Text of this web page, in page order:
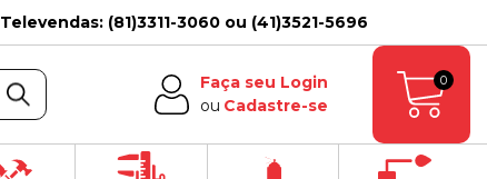
Televendas: (81)3311-3060 ou (41)3521-5696
Faça seu Login
ou Cadastre-se
0